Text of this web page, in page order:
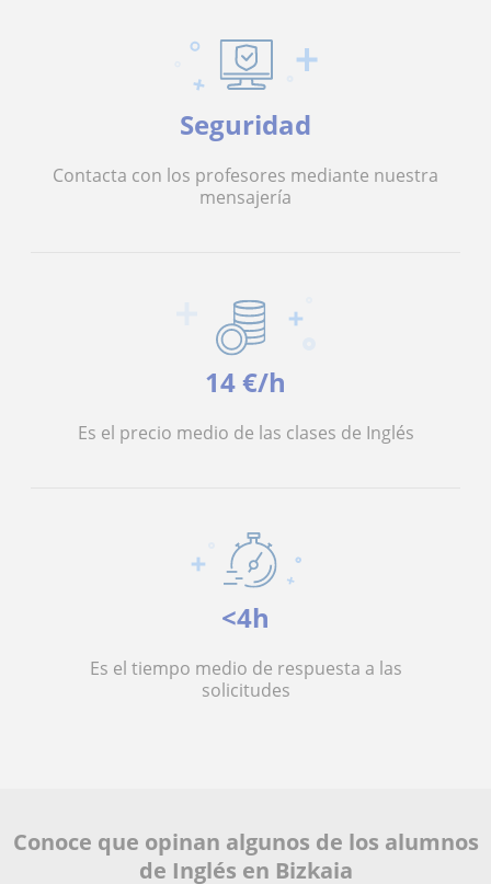
Seguridad
Contacta con los profesores mediante nuestra
mensajería
14 €/h
Es el precio medio de las clases de Inglés
<4h
Es el tiempo medio de respuesta a las
solicitudes
Conoce que opinan algunos de los alumnos
de Inglés en Bizkaia